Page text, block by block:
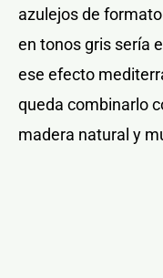
azulejos de
en tonos gris sería
ese efecto
queda combinarlo
madera natural y